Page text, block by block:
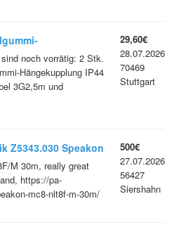
Titanex Kabel und
/ Sirox
noch vorrätig: 2 Stk.
Hängekupplung IP44
3G2,5m und
29,60€
28.07.2026
70469
Stuttgart
Z5343.030 Speakon
M 30m, really great
https://pa-
mc8-nlt8f-m-30m/
500€
27.07.2026
56427
Siershahn